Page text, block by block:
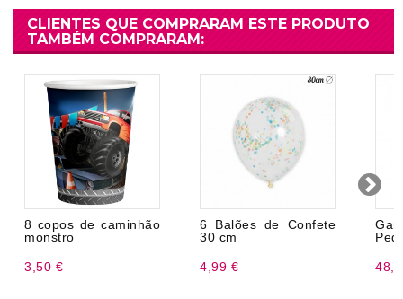
CLIENTES QUE COMPRARAM ESTE PRODUTO
TAMBÉM COMPRARAM:
8 copos de caminhão
monstro
3,50 €
6 Balões de Confete
30 cm
4,99 €